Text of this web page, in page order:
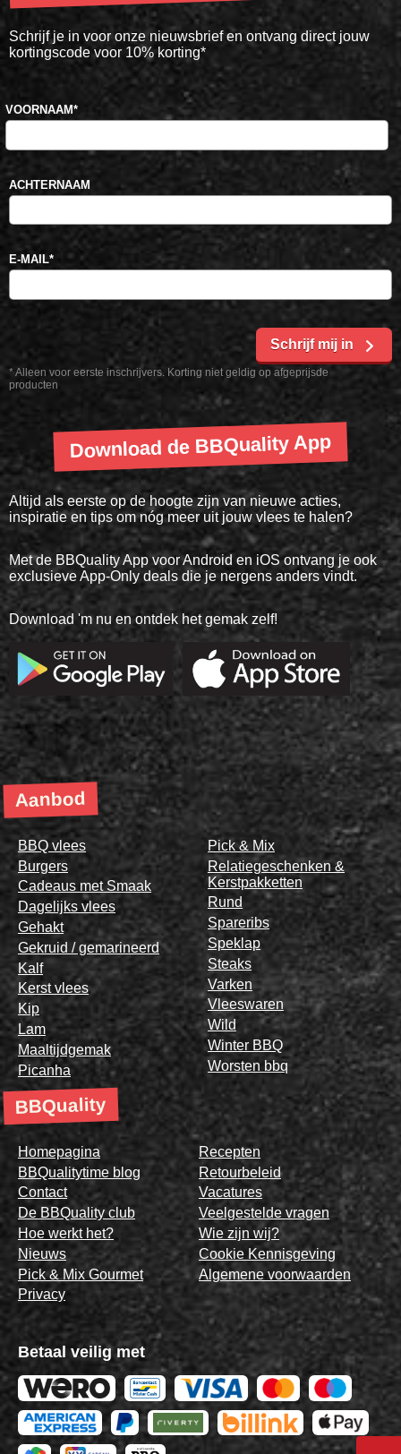
Schrijf je in voor onze nieuwsbrief en ontvang direct jouw
kortingscode voor 10% korting*
* Alleen voor eerste inschrijvers. Korting niet geldig op afgeprijsde
producten
VOORNAAM*
ACHTERNAAM
E-MAIL*
Schrijf mij in
Download de BBQuality App
Altijd als eerste op de hoogte zijn van nieuwe acties,
inspiratie en tips om nóg meer uit jouw vlees te halen?
Met de BBQuality App voor Android en iOS ontvang je ook
exclusieve App-Only deals die je nergens anders vindt.
Download 'm nu en ontdek het gemak zelf!
Aanbod
BBQ vlees
Burgers
Cadeaus met Smaak
Dagelijks vlees
Gehakt
Gekruid / gemarineerd
Kalf
Kerst vlees
Kip
Lam
Maaltijdgemak
Picanha
Pick & Mix
Relatiegeschenken &
Kerstpakketten
Rund
Spareribs
Speklap
Steaks
Varken
Vleeswaren
Wild
Winter BBQ
Worsten bbq
BBQuality
Homepagina
BBQualitytime blog
Contact
De BBQuality club
Hoe werkt het?
Nieuws
Pick & Mix Gourmet
Privacy
Recepten
Retourbeleid
Vacatures
Veelgestelde vragen
Wie zijn wij?
Cookie Kennisgeving
Algemene voorwaarden
Betaal veilig met